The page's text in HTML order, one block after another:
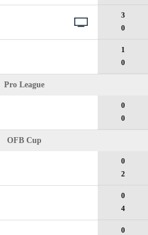
3
0
1
0
Pro League
0
0
OFB Cup
0
2
0
4
0